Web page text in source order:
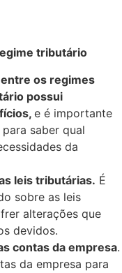
tributário
os regimes
possui
e é importante
saber qual
da
leis tributárias. É
sobre as leis
alterações que
devidos.
contas da empresa.
da empresa para